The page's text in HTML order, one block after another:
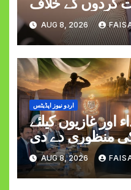
کیپٹن حمزہ اکرم
اظہارِ افسوس
AUG 8, 2026
اردو نیوز اپڈیٹس
غازیوں کیلئے
منظوری دے دی
AUG 8, 2026